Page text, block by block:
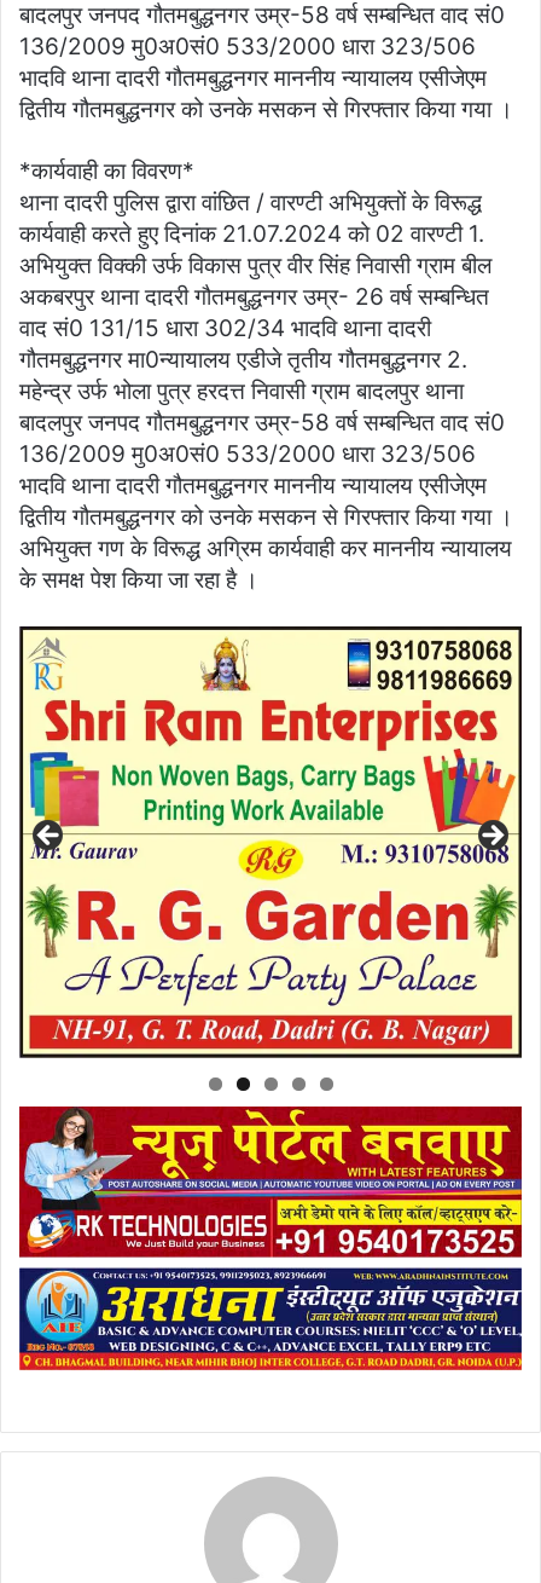
बादलपुर जनपद गौतमबुद्धनगर उम्र-58 वर्ष सम्बन्धित वाद सं0
136/2009 मु0अ0सं0 533/2000 धारा 323/506
भादवि थाना दादरी गौतमबुद्धनगर माननीय न्यायालय एसीजेएम
द्वितीय गौतमबुद्धनगर को उनके मसकन से गिरफ्तार किया गया ।
*कार्यवाही का विवरण*
थाना दादरी पुलिस द्वारा वांछित / वारण्टी अभियुक्तों के विरूद्ध
कार्यवाही करते हुए दिनांक 21.07.2024 को 02 वारण्टी 1.
अभियुक्त विक्की उर्फ विकास पुत्र वीर सिंह निवासी ग्राम बील
अकबरपुर थाना दादरी गौतमबुद्धनगर उम्र- 26 वर्ष सम्बन्धित
वाद सं0 131/15 धारा 302/34 भादवि थाना दादरी
गौतमबुद्धनगर मा0न्यायालय एडीजे तृतीय गौतमबुद्धनगर 2.
महेन्द्र उर्फ भोला पुत्र हरदत्त निवासी ग्राम बादलपुर थाना
बादलपुर जनपद गौतमबुद्धनगर उम्र-58 वर्ष सम्बन्धित वाद सं0
136/2009 मु0अ0सं0 533/2000 धारा 323/506
भादवि थाना दादरी गौतमबुद्धनगर माननीय न्यायालय एसीजेएम
द्वितीय गौतमबुद्धनगर को उनके मसकन से गिरफ्तार किया गया ।
अभियुक्त गण के विरूद्ध अग्रिम कार्यवाही कर माननीय न्यायालय
के समक्ष पेश किया जा रहा है ।